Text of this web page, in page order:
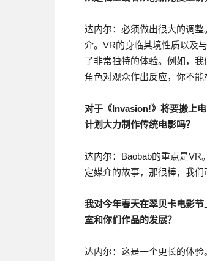
达内尔：必须做出很大的调
介。VR的身临其境性质以及
了非常独特的体验。例如，
角色对观众作出反应，你不能
对于《Invasion!》将要搬上
计划大力制作传统电影吗？
达内尔：Baobab的重点是VR
定媒介的故事，那很棒，我们
我对今年春天在翠贝卡电影
室和你们作品的发展？
达内尔：这是一个更长的体